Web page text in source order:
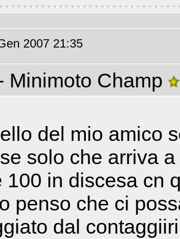
2007 21:35
Minimoto Champ
del mio amico
solo che arriva
100 in discesa cn
penso che ci
dal